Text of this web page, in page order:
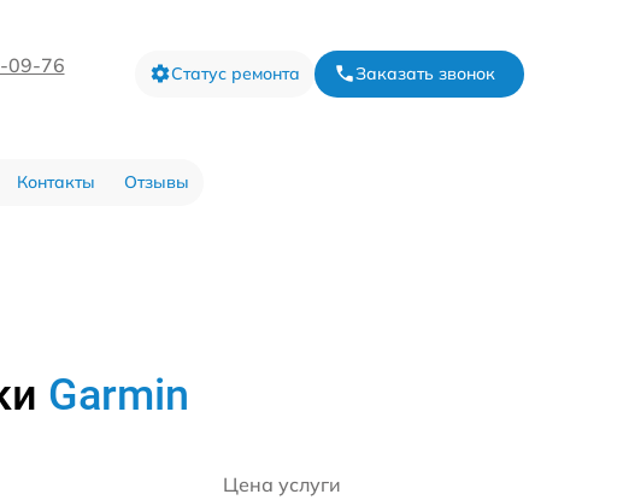
09-76 Статус ремонта Заказать звонок
Контакты Отзывы
Garmin
Цена услуги